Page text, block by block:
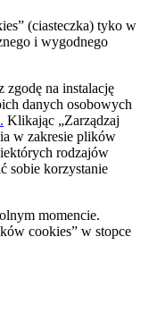
(ciasteczka) tyko w
i wygodnego
na instalację
danych osobowych
Klikając „Zarządzaj
w zakresie plików
rodzajów
sobie korzystanie
momencie.
cookies” w stopce